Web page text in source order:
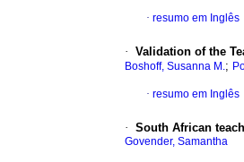
· resumo em Inglês
· Validation of the
Boshoff, Susanna M.;
· resumo em Inglês
· South African
Govender, Samantha